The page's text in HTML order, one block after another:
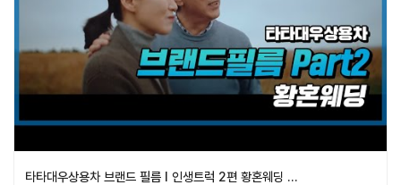
타타대우상용차 브랜드 필름 I 인생트럭 2편 황혼웨딩 …